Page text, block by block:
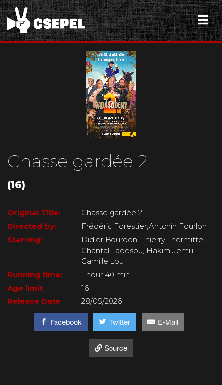
Chasse gardée 2
(16)
Original Title:
Chasse gardée 2
Directed by:
Frédéric Forestier,Antonin Fourlon
Starring:
Didier Bourdon, Thierry Lhermitte,
Chantal Ladesou, Hakim Jemili,
Camille Lou
Running time:
1 hour 40 min.
Age limit
16
Release Date
28/05/2026
Facebook Twitter E-Mail
Source